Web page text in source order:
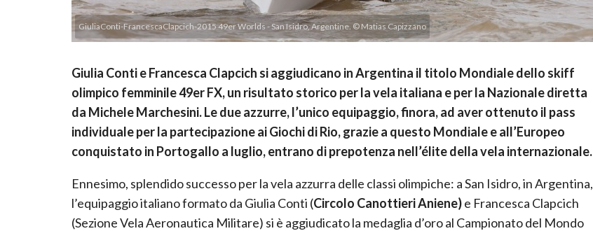
GiuliaConti-FrancescaClapcich-2015 49er Worlds - San Isidro, Argentine. © Matias Capizzano
Giulia Conti e Francesca Clapcich si aggiudicano in Argentina il titolo Mondiale dello skiff
olimpico femminile 49er FX, un risultato storico per la vela italiana e per la Nazionale diretta
da Michele Marchesini. Le due azzurre,l’unico equipaggio, finora, ad aver ottenuto il pass
individuale per la partecipazione ai Giochi di Rio,grazie a questo Mondiale e all’Europeo
conquistato in Portogallo a luglio, entrano di prepotenza nell’élite della vela internazionale.
Ennesimo, splendido successo per la vela azzurra delle classi olimpiche: a San Isidro, in Argentina,
l’equipaggio italiano formato da Giulia Conti (Circolo Canottieri Aniene)e Francesca Clapcich
(Sezione Vela Aeronautica Militare) si è aggiudicato la medaglia d’oro al Campionato del Mondo